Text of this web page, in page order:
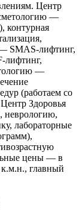
Центр
—
контурная
SMAS-лифтинг,
лифтинг,
—
(работаем со
Здоровья
неврологию,
лабораторные
цены — в
главный